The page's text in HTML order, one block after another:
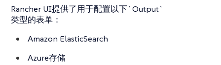
Rancher UI提供了用于配置以下`Output`
类型的表单：
Amazon ElasticSearch
Azure存储